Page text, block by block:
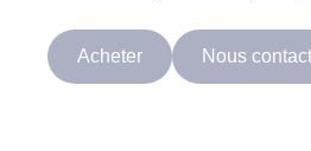
Acheter Nous